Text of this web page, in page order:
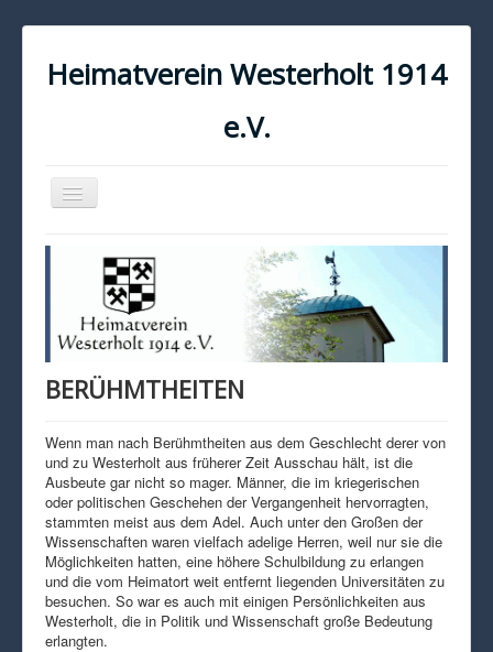
Heimatverein Westerholt 1914
e.V.
Navigation
an/aus
KONTAKT
IMPRESSUM
DATENSCHUTZ
BERÜHMTHEITEN
Wenn man nach Berühmtheiten aus dem Geschlecht derer von
und zu Westerholt aus früherer Zeit Ausschau hält, ist die
Ausbeute gar nicht so mager. Männer, die im kriegerischen
oder politischen Geschehen der Vergangenheit hervorragten,
stammten meist aus dem Adel. Auch unter den Großen der
Wissenschaften waren vielfach adelige Herren, weil nur sie die
Möglichkeiten hatten, eine höhere Schulbildung zu erlangen
und die vom Heimatort weit entfernt liegenden Universitäten zu
besuchen. So war es auch mit einigen Persönlichkeiten aus
Westerholt, die in Politik und Wissenschaft große Bedeutung
erlangten.